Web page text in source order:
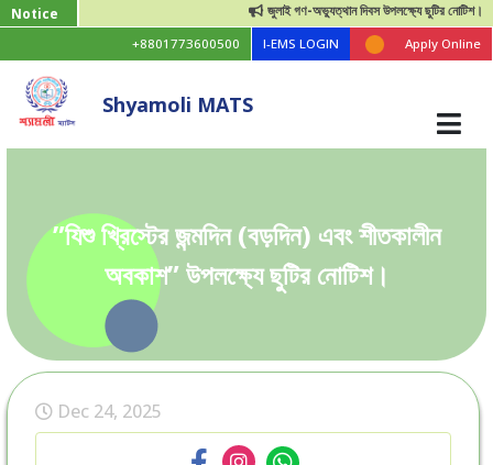
Notice জুলাই গণ-অভ্যুত্থান দিবস উপলক্ষ্যে ছুটির নোটিশ।
+8801773600500 I-EMS LOGIN Apply Online
Shyamoli MATS
”যিশু খ্রিস্টের জন্মদিন (বড়দিন) এবং শীতকালীন
অবকাশ” উপলক্ষ্যে ছুটির নোটিশ।
Dec 24, 2025